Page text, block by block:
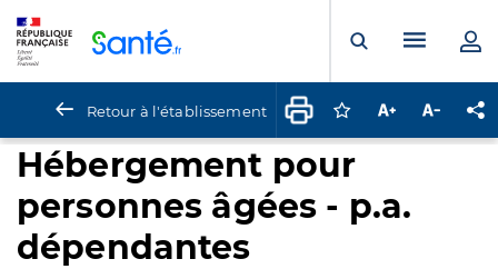
Ouvrir laMenu
Retour à l'établissement Connectez-vous
Augmenter la
Hébergement pour
personnes âgées - p.a.
dépendantes